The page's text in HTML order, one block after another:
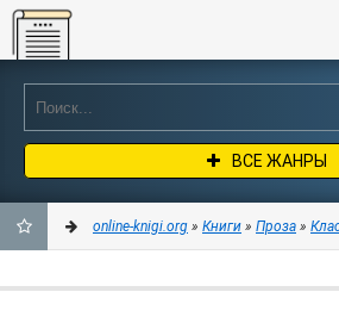
Online-knigi.org
ВСЕ ЖАНРЫ
online-knigi.org » Книги » Проза »